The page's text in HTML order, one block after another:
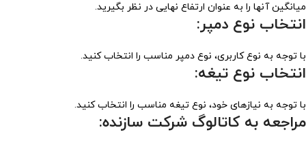
میانگین آنها را به عنوان ارتفاع نهایی در نظر بگیرید.
انتخاب نوع دمپر:
با توجه به نوع کاربری، نوع دمپر مناسب را انتخاب کنید.
انتخاب نوع تیغه:
با توجه به نیازهای خود، نوع تیغه مناسب را انتخاب کنید.
مراجعه به کاتالوگ شرکت سازنده: